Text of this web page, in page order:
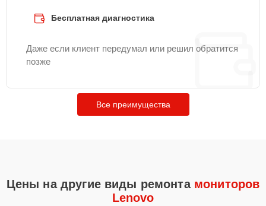
Бесплатная диагностика
Даже если клиент передумал или решил обратится
позже
Все преимущества
Цены на другие виды ремонта мониторов
Lenovo